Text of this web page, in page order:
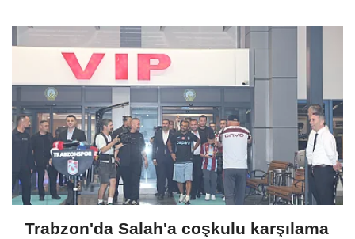
Trabzon'da Salah'a coşkulu karşılama